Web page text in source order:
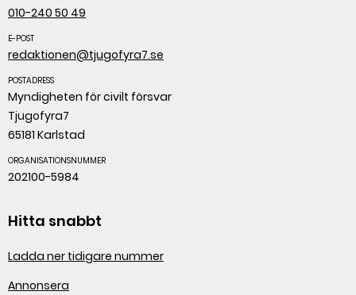
010-240 50 49
E-POST
redaktionen@tjugofyra7.se
POSTADRESS
Myndigheten för civilt försvar
Tjugofyra7
65181 Karlstad
ORGANISATIONSNUMMER
202100-5984
Hitta snabbt
Ladda ner tidigare nummer
Annonsera